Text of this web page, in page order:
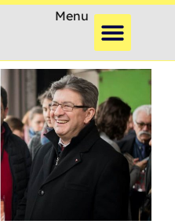
Menu